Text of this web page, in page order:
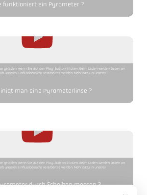
funktioniert ein Pyrometer ?
geladen, wenn Sie auf den Play-Button klicken. Beim Laden werden Daten an
unseres Einflussbereichs verarbeitet werden. Mehr dazu in unserer
man eine Pyrometerlinse ?
geladen, wenn Sie auf den Play-Button klicken. Beim Laden werden Daten an
unseres Einflussbereichs verarbeitet werden. Mehr dazu in unserer
durch Scheiben messen ?